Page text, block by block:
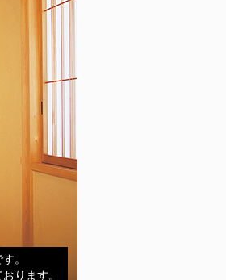
。
ります。